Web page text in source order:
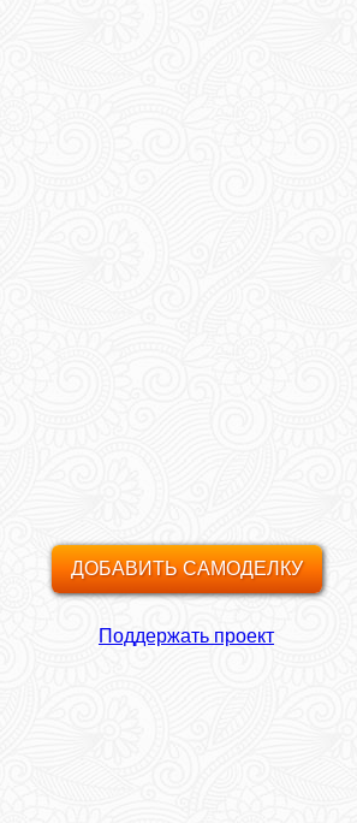
ДОБАВИТЬ САМОДЕЛКУ
Поддержать проект